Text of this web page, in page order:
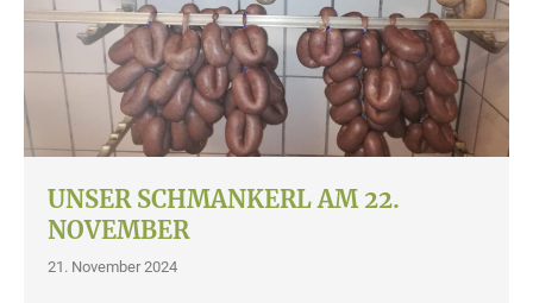
UNSER SCHMANKERL AM 22.
NOVEMBER
21. November 2024